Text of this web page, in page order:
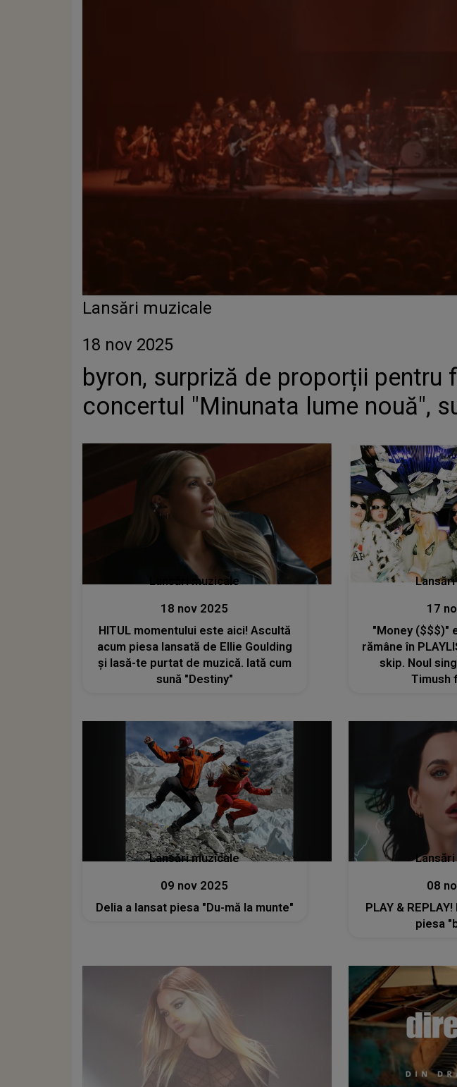
Lansări muzicale
18 nov 2025
byron, surpriză de proporții
concertul "Minunata lume nouă",
Lansări muzicale
18 nov 2025
HITUL momentului este aici! Ascultă
acum piesa lansată de Ellie Goulding
și lasă-te purtat de muzică. Iată cum
sună "Destiny"
17
"Money ($$$)"
rămâne în
skip. Noul
Timush
Lansări muzicale
09 nov 2025
Delia a lansat piesa "Du-mă la munte"
08
PLAY &
piesa